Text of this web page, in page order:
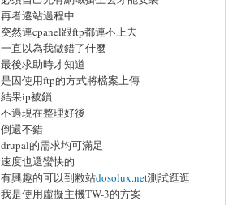
再者遷站過程中
突然連cpanel跟ftp都連不上去
一直以為我做錯了什麼
最後求助時才知道
是因使用ftp的方式將檔案上傳
結果ip被鎖
不過現在整理好後
倒還不錯
drupal的需求均可滿足
速度也還蠻快的
有興趣的可以到敝站dosolux.net測試逛逛
我是使用虛擬主機TW-3的方案